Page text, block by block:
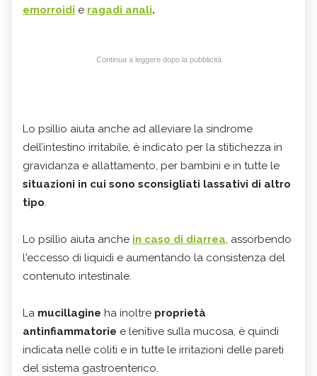
emorroidi e ragadi anali.
Continua a leggere dopo la pubblicità
Lo psillio aiuta anche ad alleviare la sindrome
dell’intestino irritabile, è indicato per la stitichezza in
gravidanza e allattamento, per bambini e in tutte le
situazioni in cui sono sconsigliati lassativi di altro
tipo.
Lo psillio aiuta anche in caso di diarrea, assorbendo
l'eccesso di liquidi e aumentando la consistenza del
contenuto intestinale.
La mucillagine ha inoltre proprietà
antinfiammatorie e lenitive sulla mucosa, è quindi
indicata nelle coliti e in tutte le irritazioni delle pareti
del sistema gastroenterico.